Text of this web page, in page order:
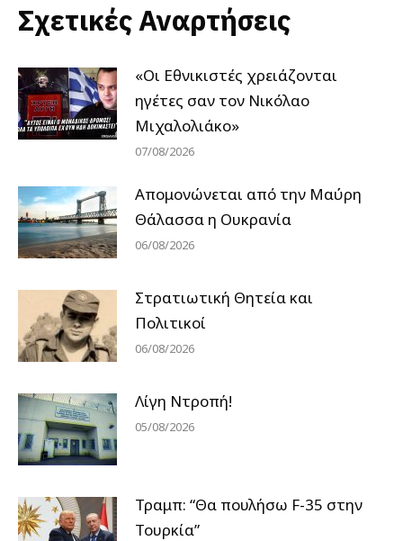
Σχετικές Αναρτήσεις
«Οι Εθνικιστές χρειάζονται
ηγέτες σαν τον Νικόλαο
Μιχαλολιάκο»
07/08/2026
Απομονώνεται από την Μαύρη
Θάλασσα η Ουκρανία
06/08/2026
Στρατιωτική Θητεία και
Πολιτικοί
06/08/2026
Λίγη Ντροπή!
05/08/2026
Τραμπ: “Θα πουλήσω F-35 στην
Τουρκία”